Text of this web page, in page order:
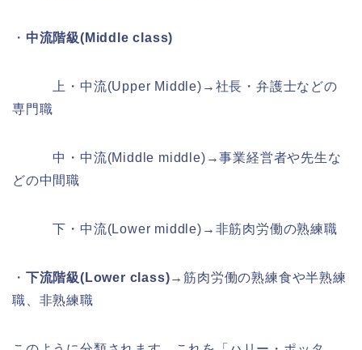
・ 中流階級(Middle class)
上・中流(Upper Middle)→社長・弁護士などの
専門職
中・中流(Middle middle)→事業経営者や先生な
どの中間職
下・中流(Lower middle)→非筋肉労働の熟練職
・ 下流階級(Lower class)→筋肉労働の熟練食や半熟練
職、非熟練職